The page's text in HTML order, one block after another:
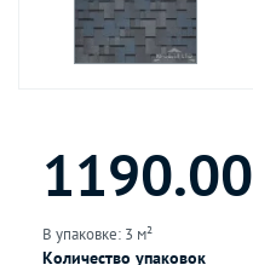
1190.00
В упаковке: 3 м²
Количество упаковок